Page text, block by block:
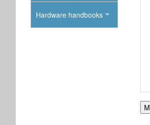
Hardware handbooks